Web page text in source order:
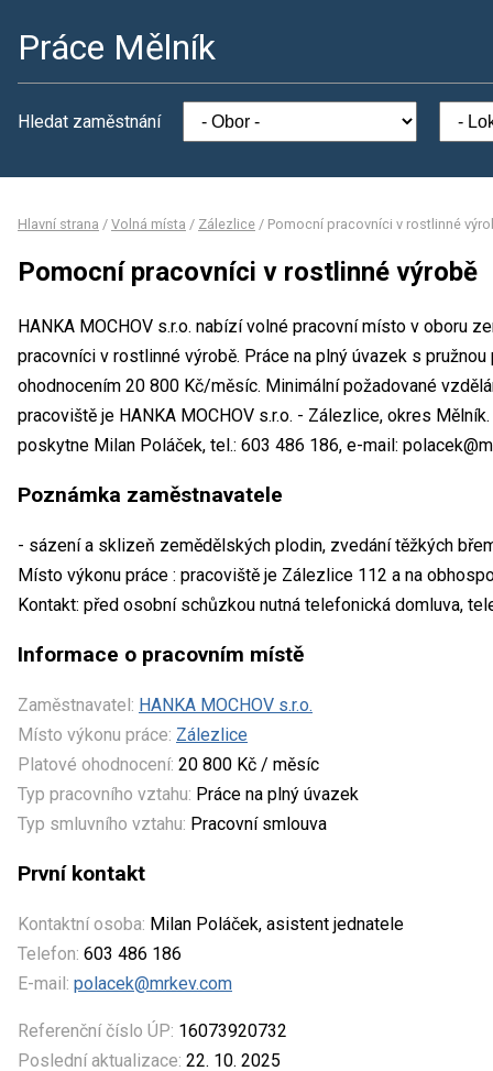
Práce Mělník
Hledat zaměstnání
Hlavní strana / Volná místa / Zálezlice / Pomocní pracovníci v rostlinné
Pomocní pracovníci v rostlinné výrobě
HANKA MOCHOV s.r.o. nabízí volné pracovní místo v oboru
pracovníci v rostlinné výrobě. Práce na plný úvazek s
ohodnocením 20 800 Kč/měsíc. Minimální požadované
pracoviště je HANKA MOCHOV s.r.o. - Zálezlice, okres
poskytne Milan Poláček, tel.: 603 486 186, e-mail:
Poznámka zaměstnavatele
- sázení a sklizeň zemědělských plodin, zvedání těžkých
Místo výkonu práce : pracoviště je Zálezlice 112 a na
Kontakt: před osobní schůzkou nutná telefonická domluva,
Informace o pracovním místě
Zaměstnavatel: HANKA MOCHOV s.r.o.
Místo výkonu práce: Zálezlice
Platové ohodnocení: 20 800 Kč / měsíc
Typ pracovního vztahu: Práce na plný úvazek
Typ smluvního vztahu: Pracovní smlouva
První kontakt
Kontaktní osoba: Milan Poláček, asistent jednatele
Telefon: 603 486 186
E-mail: polacek@mrkev.com
Referenční číslo ÚP: 16073920732
Poslední aktualizace: 22. 10. 2025